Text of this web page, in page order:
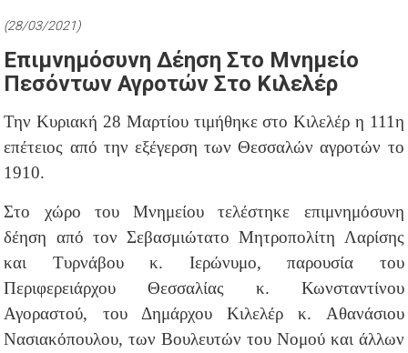
(28/03/2021)
Επιμνημόσυνη Δέηση Στο Μνημείο
Πεσόντων Αγροτών Στο Κιλελέρ
Την Κυριακή 28 Μαρτίου τιμήθηκε στο Κιλελέρ η 111η
επέτειος από την εξέγερση των Θεσσαλών αγροτών το
1910.
Στο χώρο του Μνημείου τελέστηκε επιμνημόσυνη
δέηση από τον Σεβασμιώτατο Μητροπολίτη Λαρίσης
και Τυρνάβου κ. Ιερώνυμο, παρουσία του
Περιφερειάρχου Θεσσαλίας κ. Κωνσταντίνου
Αγοραστού, του Δημάρχου Κιλελέρ κ. Αθανάσιου
Νασιακόπουλου, των Βουλευτών του Νομού και άλλων